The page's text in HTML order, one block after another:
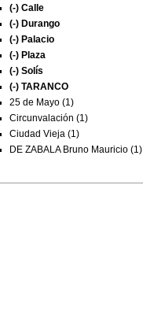
(-) Calle
(-) Durango
(-) Palacio
(-) Plaza
(-) Solís
(-) TARANCO
25 de Mayo (1)
Circunvalación (1)
Ciudad Vieja (1)
DE ZABALA Bruno Mauricio (1)